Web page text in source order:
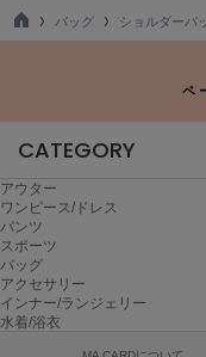
nezu
NIKE
ナイキ
NOWNS
ナウンス
TO
バッグ ショルダーバ
ペ
CATEGORY
アウター
ワンピース/ドレス
パンツ
スポーツ
バッグ
アクセサリー
インナー/ランジェリー
水着/浴衣